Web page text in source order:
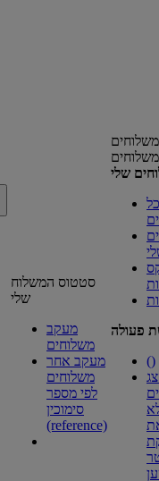
סטטוס המשלוח
שלי
מעקב
משלוחים
מעקב אחר
משלוחים
לפי מספר
סימוכין
(reference)
שלי
כל
פעולה
()